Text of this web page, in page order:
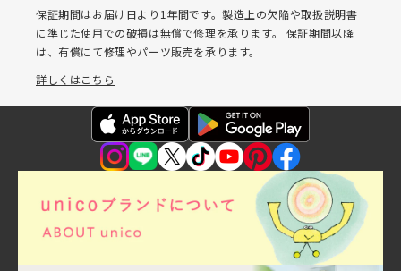
保証期間はお届け日より1年間です。製造上の欠陥や取扱説明書
に準じた使用での破損は無償で修理を承ります。 保証期間以降
は、有償にて修理やパーツ販売を承ります。
詳しくはこちら